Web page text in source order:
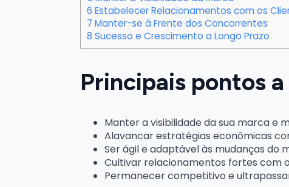
6 Estabelecer Relacionamentos com os
7 Manter-se à Frente dos Concorrentes
8 Sucesso e Crescimento a Longo Prazo
Principais pontos
Manter a visibilidade da sua marca e
Alavancar estratégias econômicas
Ser ágil e adaptável às mudanças do
Cultivar relacionamentos fortes com
Permanecer competitivo e